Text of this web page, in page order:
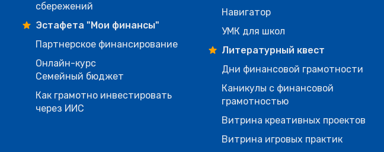
сбережений
Эстафета "Мои финансы"
Партнерское финансирование
Онлайн-курс
Семейный бюджет
Как грамотно инвестировать
через ИИС
Навигатор
УМК для школ
Литературный квест
Дни финансовой грамотности
Каникулы с финансовой
грамотностью
Витрина креативных проектов
Витрина игровых практик